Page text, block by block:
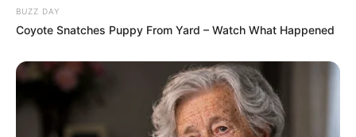
BUZZ DAY
Coyote Snatches Puppy From Yard – Watch What Happened